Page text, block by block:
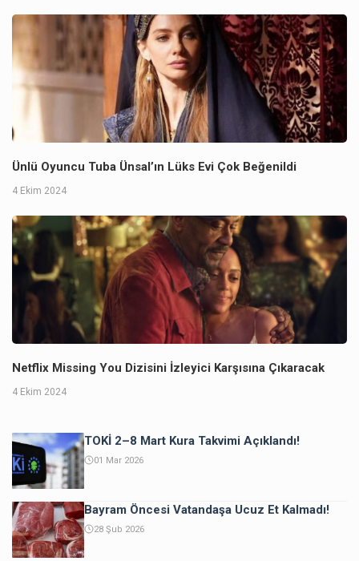
Ünlü Oyuncu Tuba Ünsal’ın Lüks Evi Çok Beğenildi
4 Ekim 2024
Netflix Missing You Dizisini İzleyici Karşısına Çıkaracak
4 Ekim 2024
TOKİ 2–8 Mart Kura Takvimi Açıklandı!
01 Mar 2026
Bayram Öncesi Vatandaşa Ucuz Et Kalmadı!
28 Şub 2026